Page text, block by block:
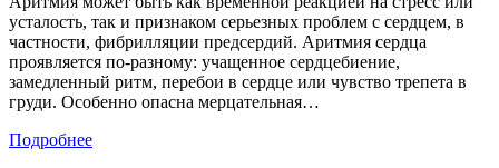
усталость, так и признаком серьезных проблем с сердцем, в
частности, фибрилляции предсердий. Аритмия сердца
проявляется по-разному: учащенное сердцебиение,
замедленный ритм, перебои в сердце или чувство трепета в
груди. Особенно опасна мерцательная…
Подробнее